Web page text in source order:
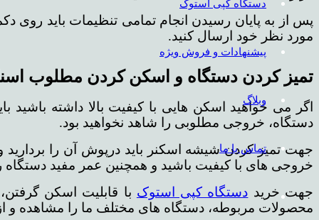
دستگاه کپی استوک
پیشنهادات و فروش ویژه
وبلاگ
تماس با ما
مورد نظر خود ارسال کنید.
تمیز کردن دستگاه و اسکن کردن مطلوب
اگر می خواهید اسکن هایی با کیفیت بالا داشته
دستگاه، خروجی مطلوبی را شاهد نخواهید بود.
جهت تمیز کردن شیشه اسکنر باید درپوش آن را
خروجی های با کیفیت باشید و همچنین عمر مفید دستگاه را
جهت خرید دستگاه کپی استوک با قابلیت اسکن
محصولات مربوطه، دستگاه های مختلف ما را مشاهده و از